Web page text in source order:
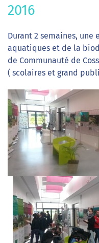
2016
Durant 2 semaines,
aquatiques et de la
de Communauté de
( scolaires et grand